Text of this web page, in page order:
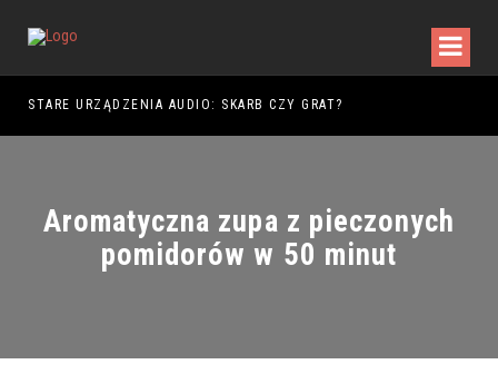
STARE URZĄDZENIA AUDIO: SKARB CZY GRAT?
Aromatyczna zupa z pieczonych
pomidorów w 50 minut